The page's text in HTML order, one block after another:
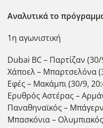
Αναλυτικά το
1η αγωνιστική
Dubai BC – Παρτίζαν
Χάποελ – Μπαρτσελόνα
Εφές – Μακάμπι (30/9,
Ερυθρός Αστέρας –
Παναθηναϊκός –
Μπασκόνια –